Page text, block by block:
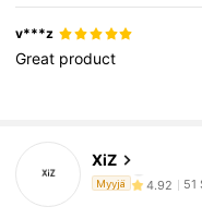
v***z
Great product
XiZ
Myyjä 4.92 51